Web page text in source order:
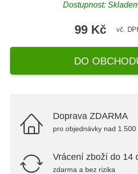
Dostupnost:
99 Kč vč.
DO
Doprava ZDARMA
pro objednávky nad 1.500
Vrácení zboží do 14
zdarma a bez rizika